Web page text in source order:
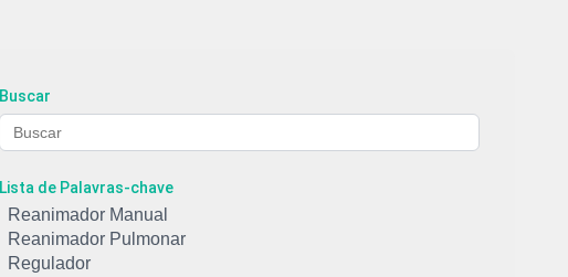
Buscar
Lista de Palavras-chave
Reanimador Manual
Reanimador Pulmonar
Regulador